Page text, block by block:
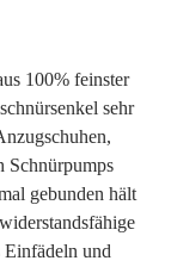
100% feinster
sehr
Schnürpumps
gebunden hält
Einfädeln und